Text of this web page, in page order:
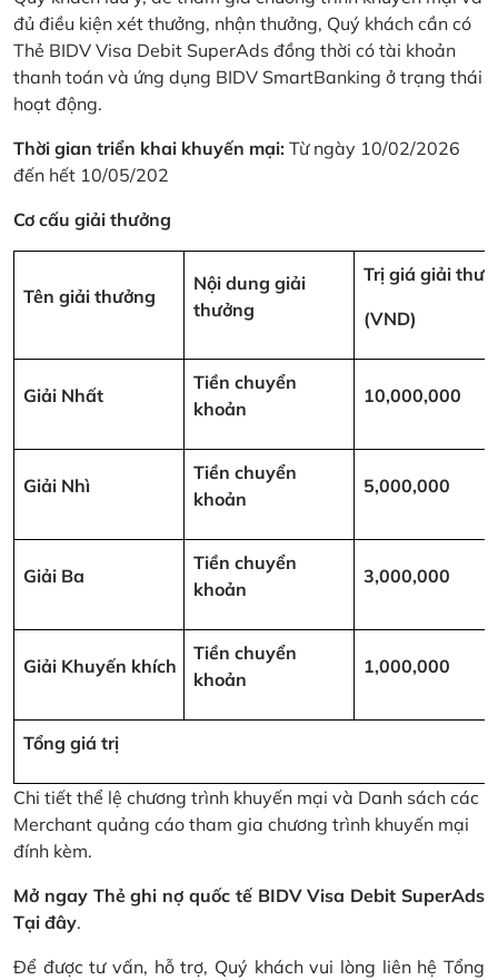
đủ điều kiện xét thưởng, nhận thưởng, Quý khách cần có
Thẻ BIDV Visa Debit SuperAds đồng thời có tài khoản
thanh toán và ứng dụng BIDV SmartBanking ở trạng thái
hoạt động.
Thời gian triển khai khuyến mại: Từ ngày 10/02/2026
đến hết 10/05/202
Cơ cấu giải thưởng
Tên giải thưởng
Nội dung giải
thưởng
Trị giá giải
(VND)
Giải Nhất
Tiền chuyển
khoản
10,000,000
Giải Nhì
Tiền chuyển
khoản
5,000,000
Giải Ba
Tiền chuyển
khoản
3,000,000
Giải Khuyến khích
Tiền chuyển
khoản
1,000,000
Tổng giá trị
Chi tiết thể lệ chương trình khuyến mại và Danh sách các
Merchant quảng cáo tham gia chương trình khuyến mại
đính kèm.
Mở ngay Thẻ ghi nợ quốc tế BIDV Visa Debit SuperAds
Tại đây.
Để được tư vấn, hỗ trợ, Quý khách vui lòng liên hệ Tổng